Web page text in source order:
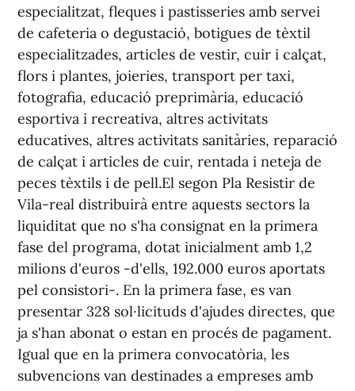
especialitzat, fleques i pastisseries amb servei
de cafeteria o degustació, botigues de tèxtil
especialitzades, articles de vestir, cuir i calçat,
flors i plantes, joieries, transport per taxi,
fotografia, educació preprimària, educació
esportiva i recreativa, altres activitats
educatives, altres activitats sanitàries, reparació
de calçat i articles de cuir, rentada i neteja de
peces tèxtils i de pell.El segon Pla Resistir de
Vila-real distribuirà entre aquests sectors la
liquiditat que no s'ha consignat en la primera
fase del programa, dotat inicialment amb 1,2
milions d'euros -d'ells, 192.000 euros aportats
pel consistori-. En la primera fase, es van
presentar 328 sol·licituds d'ajudes directes, que
ja s'han abonat o estan en procés de pagament.
Igual que en la primera convocatòria, les
subvencions van destinades a empreses amb